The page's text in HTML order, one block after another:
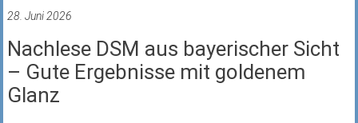
28. Juni 2026
Nachlese DSM aus bayerischer Sicht
– Gute Ergebnisse mit goldenem
Glanz